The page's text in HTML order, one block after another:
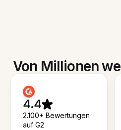
Von Millionen
4.4
2.100+ Bewertungen
auf G2